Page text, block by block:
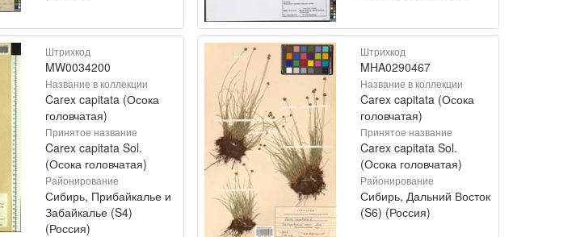
Штрихкод
MW0034200
Название в коллекции
Carex capitata (Осока
головчатая)
Принятое название
Carex capitata Sol.
(Осока головчатая)
Районирование
Сибирь, Прибайкалье и
Забайкалье (S4)
(Россия)
Штрихкод
MHA0290467
Название в коллекции
Carex capitata (Осока
головчатая)
Принятое название
Carex capitata Sol.
(Осока головчатая)
Районирование
Сибирь, Дальний Восток
(S6) (Россия)